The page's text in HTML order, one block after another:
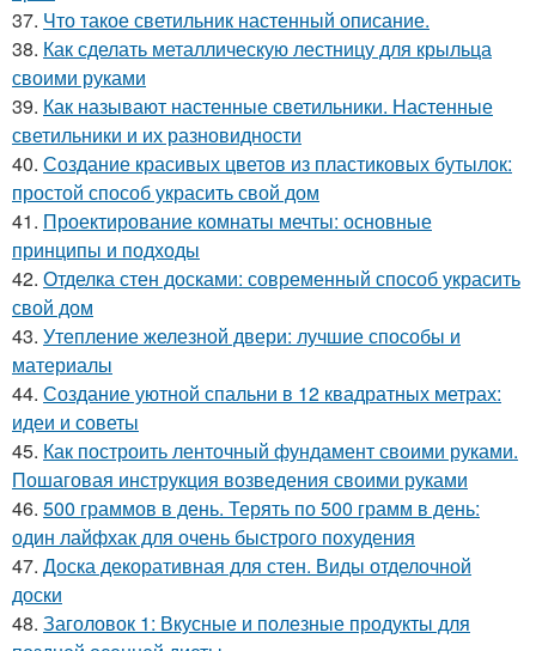
37. Что такое светильник настенный описание.
38. Как сделать металлическую лестницу для крыльца
своими руками
39. Как называют настенные светильники. Настенные
светильники и их разновидности
40. Создание красивых цветов из пластиковых бутылок:
простой способ украсить свой дом
41. Проектирование комнаты мечты: основные
принципы и подходы
42. Отделка стен досками: современный способ украсить
свой дом
43. Утепление железной двери: лучшие способы и
материалы
44. Создание уютной спальни в 12 квадратных метрах:
идеи и советы
45. Как построить ленточный фундамент своими руками.
Пошаговая инструкция возведения своими руками
46. 500 граммов в день. Терять по 500 грамм в день:
один лайфхак для очень быстрого похудения
47. Доска декоративная для стен. Виды отделочной
доски
48. Заголовок 1: Вкусные и полезные продукты для